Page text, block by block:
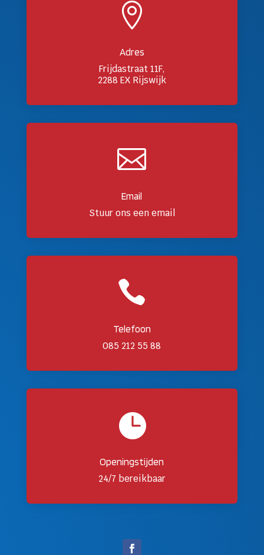

Adres
Frijdastraat 11F,
2288 EX Rijswijk

Email
Stuur ons een email

Telefoon
085 212 55 88

Openingstijden
24/7 bereikbaar